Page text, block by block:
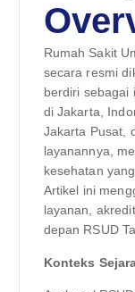
Rumah Sakit
secara resmi
berdiri sebagai
di Jakarta,
Jakarta Pusat,
layanannya,
kesehatan
Artikel ini
layanan,
depan RSUD
Konteks